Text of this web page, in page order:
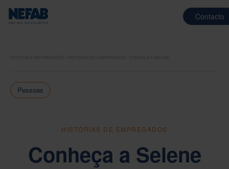
Contacto
NOTÍCIAS E INFORMAÇÕES HISTÓRIAS DE EMPREGADOS CONHEÇA A SELENE
Pessoas
HISTÓRIAS DE EMPREGADOS
Conheça a Selene